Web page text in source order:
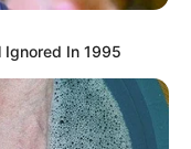
Ignored In 1995